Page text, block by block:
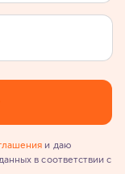
и даю
в соответствии с